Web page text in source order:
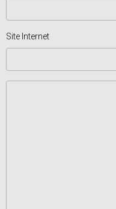
Site Internet